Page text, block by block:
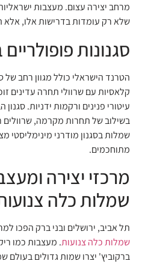
מרחב יצירה עצום. מעצבות
שלא רק עומדות בדרישות אלו, אלא
סגנונות
קלאסיות עם שרוולי תחרה עדינים
עיטורי פנינים ורקמות ידניות.
בשילוב של תחרות מקרמה, שרוולים
שמלות בסגנון מודרני מינימליסטי
מתוחכמים.
מרכזי יצירה
שמלות כלה
תל אביב, ירושלים ובני ברק הפכו
שמלות כלה צנועות. מעצבות כמו
ברקוביץ' יצרו שמות גדולים בעולם